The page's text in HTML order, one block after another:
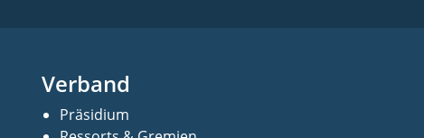
Verband
Präsidium